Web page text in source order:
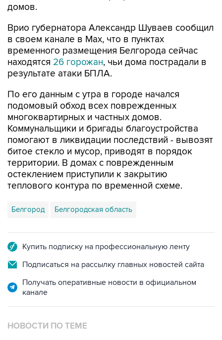
Врио губернатора Александр Шуваев сообщил
временного размещения Белгорода сейчас
находятся26 горожан, чьи дома пострадали в
результате атаки БПЛА.
По его данным с утра в городе начался
многоквартирных и частных домов.
Коммунальщики и бригады благоустройства
помогают в ликвидации последствий - вывозят
битое стекло и мусор, приводят в порядок
территории. В домах с поврежденным
остеклением приступили к закрытию
теплового контура по временной схеме.
Белгород Белгородская область
Подписаться на рассылку главных новостей сайта
Получать оперативные новости в официальном
НОВОСТИ ПО ТЕМЕ
9 августа 12:06